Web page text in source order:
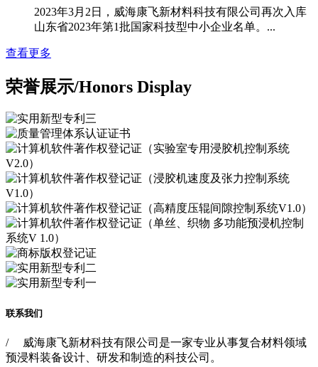
2023年3月2日，威海康飞新材料科技有限公司再次入库
山东省2023年第1批国家科技型中小企业名单。...
查看更多
荣誉展示/Honors Display
联系我们
/ 威海康飞新材科技有限公司是一家专业从事复合材料领域
预浸料装备设计、研发和制造的科技公司。